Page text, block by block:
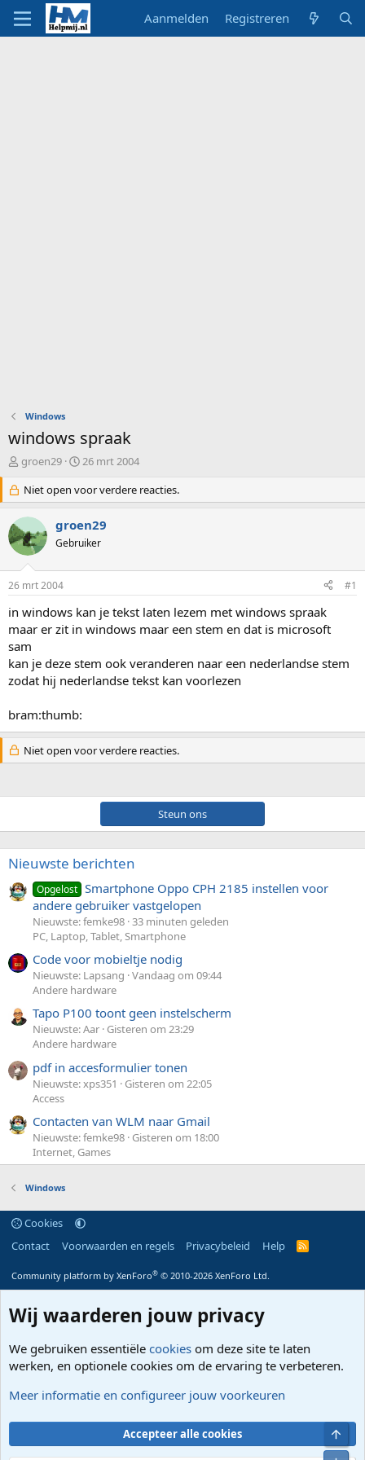
Aanmelden Registreren
Windows
windows spraak
O
d
e
r
w
e
s
t
a
r
t
e
r
groen29
S
a
r
d
a
m
26 mrt 2004
Niet open voor verdere reacties.
groen29
Gebruiker
26 mrt 2004 #1
in windows kan je tekst laten lezem met windows spraak
maar er zit in windows maar een stem en dat is microsoft
sam
kan je deze stem ook veranderen naar een nederlandse stem
zodat hij nederlandse tekst kan voorlezen
bram:thumb:
Niet open voor verdere reacties.
Steun ons
Nieuwste berichten
Opgelost Smartphone Oppo CPH 2185 instellen voor
andere gebruiker vastgelopen
Nieuwste: femke98 33 minuten geleden
PC, Laptop, Tablet, Smartphone
Code voor mobieltje nodig
Nieuwste: Lapsang Vandaag om 09:44
Andere hardware
Tapo P100 toont geen instelscherm
Nieuwste: Aar Gisteren om 23:29
Andere hardware
pdf in accesformulier tonen
Nieuwste: xps351
Gisteren om 22:05
Access
Contacten van WLM naar Gmail
Nieuwste: femke98 Gisteren om 18:00
Internet, Games
Windows
Cookies
Contact
Voorwaarden en regels Privacybeleid Help
R
Community platform by XenForo® © 2010-2026 XenForo Ltd.
Wij waarderen jouw privacy
We gebruiken essentiële cookies om deze site te laten
werken, en optionele cookies om de ervaring te verbeteren.
Meer informatie en configureer jouw voorkeuren
Accepteer alle cookies